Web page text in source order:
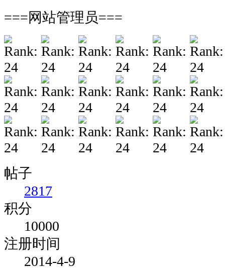
===网站管理员===
帖子
2817
积分
10000
注册时间
2014-4-9